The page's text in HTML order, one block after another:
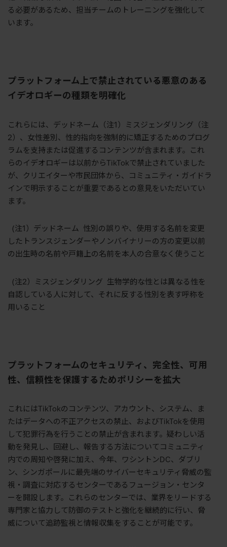
る必要があるため、担当チームのトレーニングを強化して
います。
プラットフォーム上で禁止されている悪意のある
イデオロギーの種類を明確化
これらには、デッドネーム（注1）ミスジェンダリング（注
2）、女性差別、性的指向を強制的に矯正するためのプログ
ラムを支持または促進するコンテンツが含まれます。これ
らのイデオロギーは以前からTikTokで禁止されていました
が、クリエイターや市民団体から、コミュニティ・ガイドラ
インで明示することが重要であるとの意見をいただいてい
ます。
(注1）デッドネーム 性別の誤りや、使用する名前を変更
したトランスジェンダーやノンバイナリーの方の変更以前
の出生時の名前や戸籍上の名前を本人の合意なく使うこと
(注2）ミスジェンダリング 生物学的な性とは異なる性を
自認している人に対して、それに反する性別を表す呼称を
用いること
プラットフォームのセキュリティ、完全性、可用
性、信頼性を保護するためポリシーを拡大
これにはTikTokのコンテンツ、アカウント、システム、ま
たはデータへの不正アクセスの禁止、およびTikTokを使用
して犯罪行為を行うことの禁止が含まれます。疑わしい活
動を発見し、回避し、報告する方法についてコミュニティ
内での周知や啓発に加え、今年、ワシントンDC、ダブリ
ン、シンガポールに最先端のサイバーセキュリティ脅威の監
視・調査に対応するセンターであるフュージョン・センタ
ーを開設します。これらのセンターでは、業界をリードする
専門家と協力して防御のテストと強化を継続的に行い、脅
威について追跡監視と情報収集をすることが可能です。